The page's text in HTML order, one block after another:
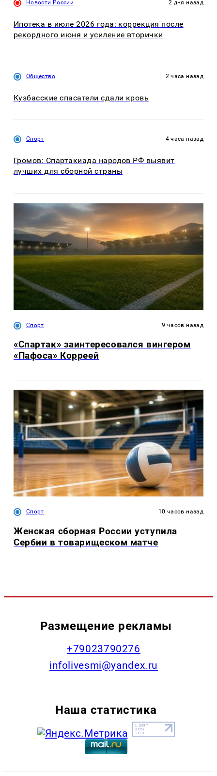
Новости России 2 дня назад
Ипотека в июле 2026 года: коррекция после
рекордного июня и усиление вторички
Общество 2 часа назад
Кузбасские спасатели сдали кровь
Спорт 4 часа назад
Громов: Спартакиада народов РФ выявит
лучших для сборной страны
Спорт 9 часов назад
«Спартак» заинтересовался вингером
«Пафоса» Корреей
Спорт 10 часов назад
Женская сборная России уступила
Сербии в товарищеском матче
Размещение рекламы
+79023790276
infolivesmi@yandex.ru
Наша статистика